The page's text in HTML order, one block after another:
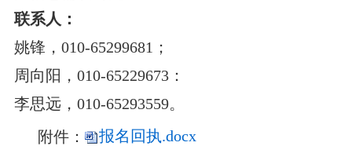
联系人：
姚锋，010-65299681；
周向阳，010-65229673：
李思远，010-65293559。
附件：
报名回执.docx